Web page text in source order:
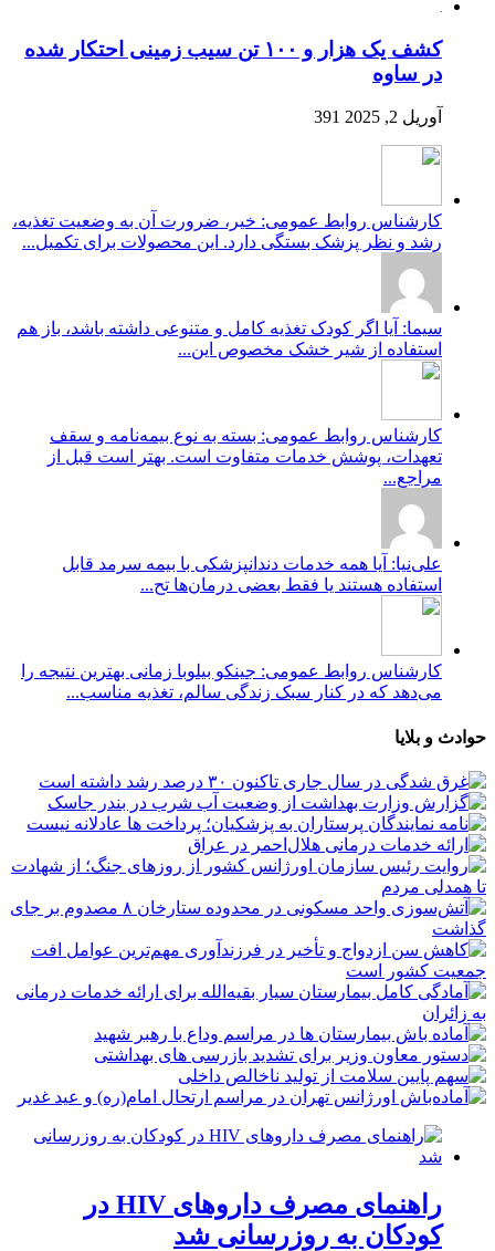
کشف یک هزار و ۱۰۰ تن سیب زمینی احتکار شده
در ساوه
آوریل 2, 2025 391
کارشناس روابط عمومی: خیر، ضرورت آن به وضعیت تغذیه،
رشد و نظر پزشک بستگی دارد. این محصولات برای تکمیل...
سیما: آیا اگر کودک تغذیه کامل و متنوعی داشته باشد، باز هم
استفاده از شیر خشک مخصوص این...
کارشناس روابط عمومی: بسته به نوع بیمه‌نامه و سقف
تعهدات، پوشش خدمات متفاوت است. بهتر است قبل از
مراجع...
علی‌نیا: آیا همه خدمات دندانپزشکی با بیمه سرمد قابل
استفاده هستند یا فقط بعضی درمان‌ها تح...
کارشناس روابط عمومی: جینکو بیلوبا زمانی بهترین نتیجه را
می‌دهد که در کنار سبک زندگی سالم، تغذیه مناسب...
حوادث و بلایا
راهنمای مصرف داروهای HIV در
کودکان به روزرسانی شد